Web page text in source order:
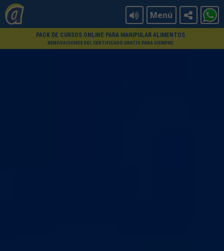
Menú
PACK DE CURSOS ONLINE PARA MANIPULAR ALIMENTOS
RENOVACIONES DEL CERTIFICADO GRATIS PARA SIEMPRE